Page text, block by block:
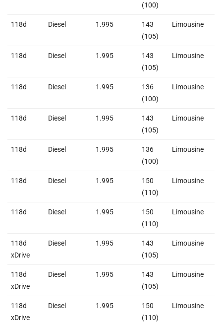
(100)
118d Diesel 1.995
143
(105)
Limousine
118d Diesel 1.995
143
(105)
Limousine
118d Diesel 1.995
136
(100)
Limousine
118d Diesel 1.995
143
(105)
Limousine
118d Diesel 1.995
136
(100)
Limousine
118d Diesel 1.995
150
(110)
Limousine
118d Diesel 1.995
150
(110)
Limousine
118d
xDrive
Diesel 1.995
143
(105)
Limousine
118d
xDrive
Diesel 1.995
143
(105)
Limousine
118d
xDrive
Diesel 1.995
150
(110)
Limousine